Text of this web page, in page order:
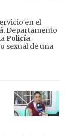
en el
, Departamento
Policía
sexual de una